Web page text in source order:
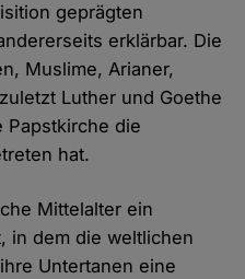
geprägten
erklärbar. Die
Muslime, Arianer,
Luther und Goethe
Papstkirche die
hat.
Mittelalter ein
in dem die weltlichen
Untertanen eine